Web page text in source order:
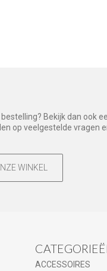
Bekijk dan ook
op veelgestelde vragen
WINKEL
ACCESSOIRES